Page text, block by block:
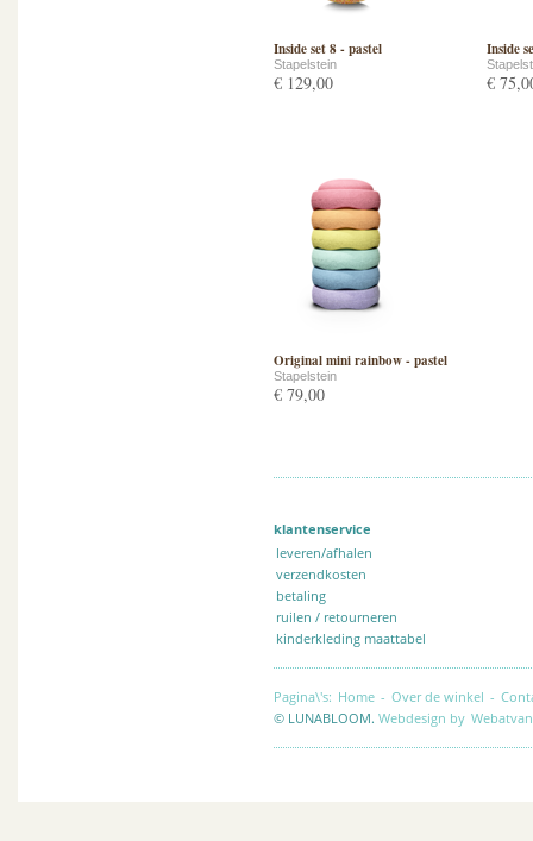
Inside set 8 - pastel
Stapelstein
€ 129,00
Inside
€
Original mini rainbow - pastel
Stapelstein
€ 79,00
klantenservice
leveren/afhalen
verzendkosten
betaling
ruilen / retourneren
kinderkleding maattabel
Pagina\'s: Home - Over de winkel -
© LUNABLOOM. Webdesign by